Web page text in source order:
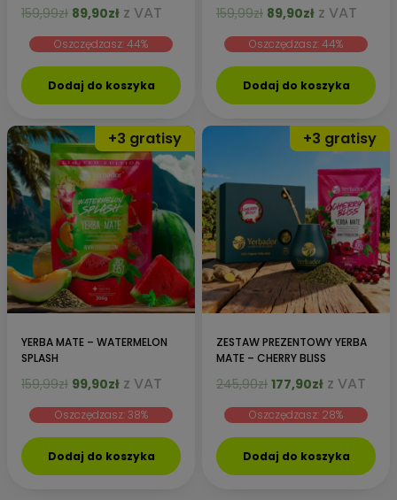
159,99zł Pierwotna
wynosiła:
159,99zł.
89,90złAktualna
wynosi:
89,90zł.
z VAT
Oszczędzasz: 44%
Dodaj do koszyka
159,99zł Pierwotna
wynosiła:
159,99zł.
89,90złAktualna
wynosi:
89,90zł.
z VAT
Oszczędzasz: 44%
Dodaj do koszyka
YERBA MATE – WATERMELON
SPLASH
159,99zł Pierwotna
wynosiła:
159,99zł.
99,90złAktualna
wynosi:
99,90zł.
z VAT
Oszczędzasz: 38%
Dodaj do koszyka
ZESTAW PREZENTOWY YERBA
MATE – CHERRY BLISS
245,90zł Pierwotna
wynosiła:
245,90zł.
177,90złAktualna
wynosi:
177,90zł.
z VAT
Oszczędzasz: 28%
Dodaj do koszyka